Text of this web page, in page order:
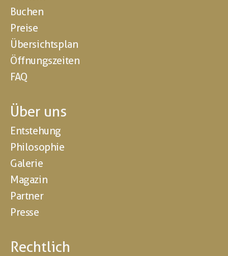
Buchen
Preise
Übersichtsplan
Öffnungszeiten
FAQ
Über uns
Entstehung
Philosophie
Galerie
Magazin
Partner
Presse
Rechtlich